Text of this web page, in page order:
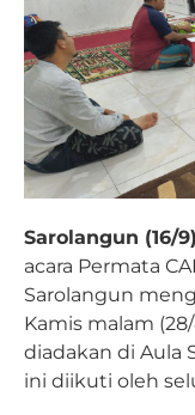
Sarolangun (16/
acara Permata
Sarolangun
Kamis malam
diadakan di Aula
ini diikuti oleh